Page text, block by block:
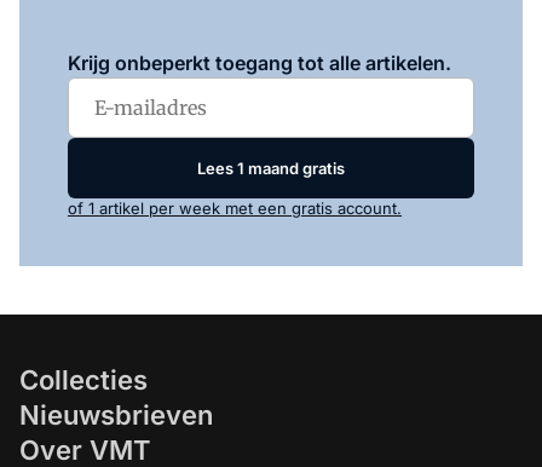
Krijg onbeperkt toegang tot alle artikelen.
Lees 1 maand gratis
of 1 artikel per week met een gratis account.
Collecties
Nieuwsbrieven
Over VMT